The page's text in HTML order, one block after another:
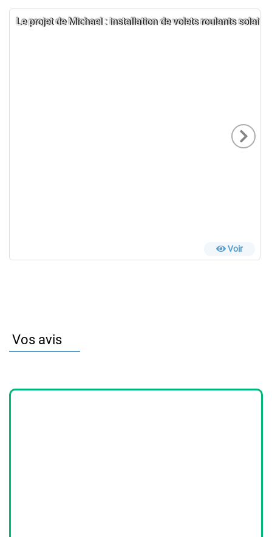
Le projet de Michael : installation de volets roulants
Voir
Vos avis